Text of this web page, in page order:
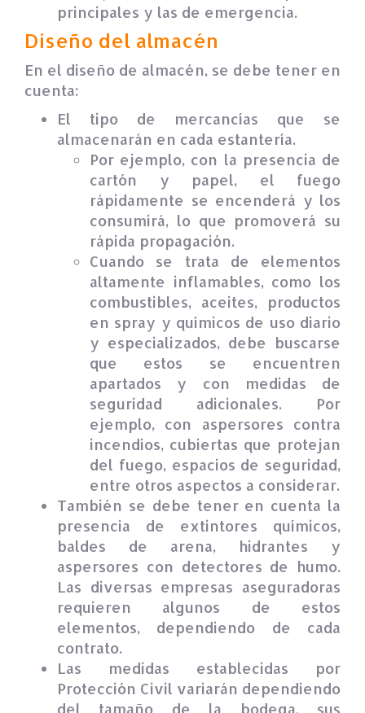
principales y las de emergencia.
Diseño del almacén
En el diseño de almacén, se debe tener en
cuenta:
El tipo de mercancías que se
almacenarán en cada estantería.
Por ejemplo, con la presencia de
cartón y papel, el fuego
rápidamente se encenderá y los
consumirá, lo que promoverá su
rápida propagación.
Cuando se trata de elementos
altamente inflamables, como los
combustibles, aceites, productos
en spray y químicos de uso diario
y especializados, debe buscarse
que estos se encuentren
apartados y con medidas de
seguridad adicionales. Por
ejemplo, con aspersores contra
incendios, cubiertas que protejan
del fuego, espacios de seguridad,
entre otros aspectos a considerar.
También se debe tener en cuenta la
presencia de extintores químicos,
baldes de arena, hidrantes y
aspersores con detectores de humo.
Las diversas empresas aseguradoras
requieren algunos de estos
elementos, dependiendo de cada
contrato.
Las medidas establecidas por
Protección Civil variarán dependiendo
del tamaño de la bodega, sus